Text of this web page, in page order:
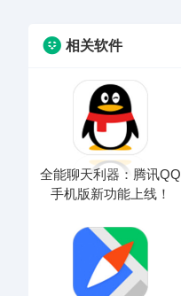
相关软件
全能聊天利器：腾讯QQ
手机版新功能上线！